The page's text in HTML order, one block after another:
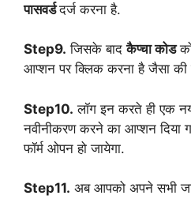
पासवर्डदर्ज करना है.
Step9. जिसके बादकैप्चा कोड
आप्शन पर क्लिक करना है जैसा की
Step10. लॉग इन करते ही एक
नवीनीकरण करने का आप्शन दिया
फॉर्म ओपन हो जायेगा.
Step11. अब आपको अपने सभी